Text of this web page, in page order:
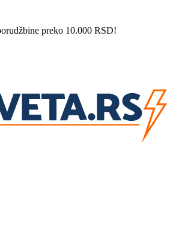
preko 10.000 RSD!